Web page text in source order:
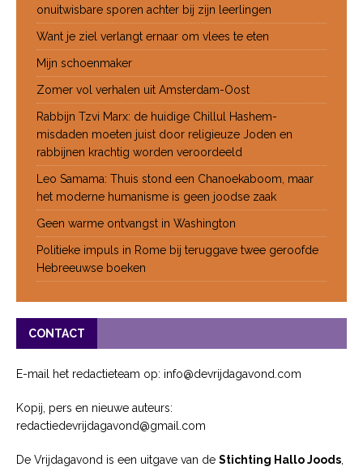
onuitwisbare sporen achter bij zijn leerlingen
Want je ziel verlangt ernaar om vlees te eten
Mijn schoenmaker
Zomer vol verhalen uit Amsterdam-Oost
Rabbijn Tzvi Marx: de huidige Chillul Hashem-
misdaden moeten juist door religieuze Joden en
rabbijnen krachtig worden veroordeeld
Leo Samama: Thuis stond een Chanoekaboom, maar
het moderne humanisme is geen joodse zaak
Geen warme ontvangst in Washington
Politieke impuls in Rome bij teruggave twee geroofde
Hebreeuwse boeken
CONTACT
E-mail het redactieteam op: info@devrijdagavond.com
Kopij, pers en nieuwe auteurs:
redactiedevrijdagavond@gmail.com
De Vrijdagavond is een uitgave van de Stichting Hallo Joods